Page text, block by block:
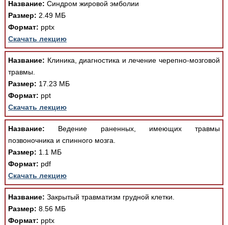
Название: Синдром жировой эмболии
Размер: 2.49 МБ
Формат: pptx
Скачать лекцию
Название: Клиника, диагностика и лечение черепно-мозговой
травмы.
Размер: 17.23 МБ
Формат: ppt
Скачать лекцию
Название: Ведение раненных, имеющих травмы
позвоночника и спинного мозга.
Размер: 1.1 МБ
Формат: pdf
Скачать лекцию
Название: Закрытый травматизм грудной клетки.
Размер: 8.56 МБ
Формат: pptx